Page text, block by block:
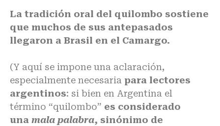
La tradición oral del quilombo sostiene
que muchos de sus antepasados
llegaron a Brasil en el Camargo.
(Y aquí se impone una aclaración,
especialmente necesaria para lectores
argentinos: si bien en Argentina el
término “quilombo” es considerado
una mala palabra, sinónimo de